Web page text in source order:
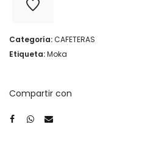
Categoría:CAFETERAS
Etiqueta:Moka
Compartir con